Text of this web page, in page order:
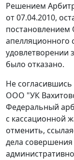
Решением
от 07.04.2010,
постановлением
апелляционного
удовлетворении
было отказано.
Не
ООО "УК
Федеральный
с кассационной
отменить,
дела